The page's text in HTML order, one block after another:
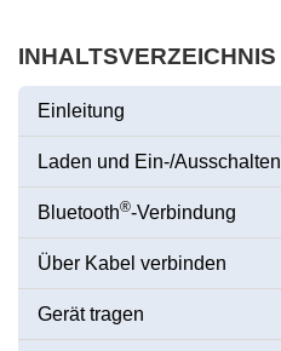
INHALTSVERZEICHNIS
Einleitung
Laden und Ein-/Ausschalten
Bluetooth®-Verbindung
Über Kabel verbinden
Gerät tragen